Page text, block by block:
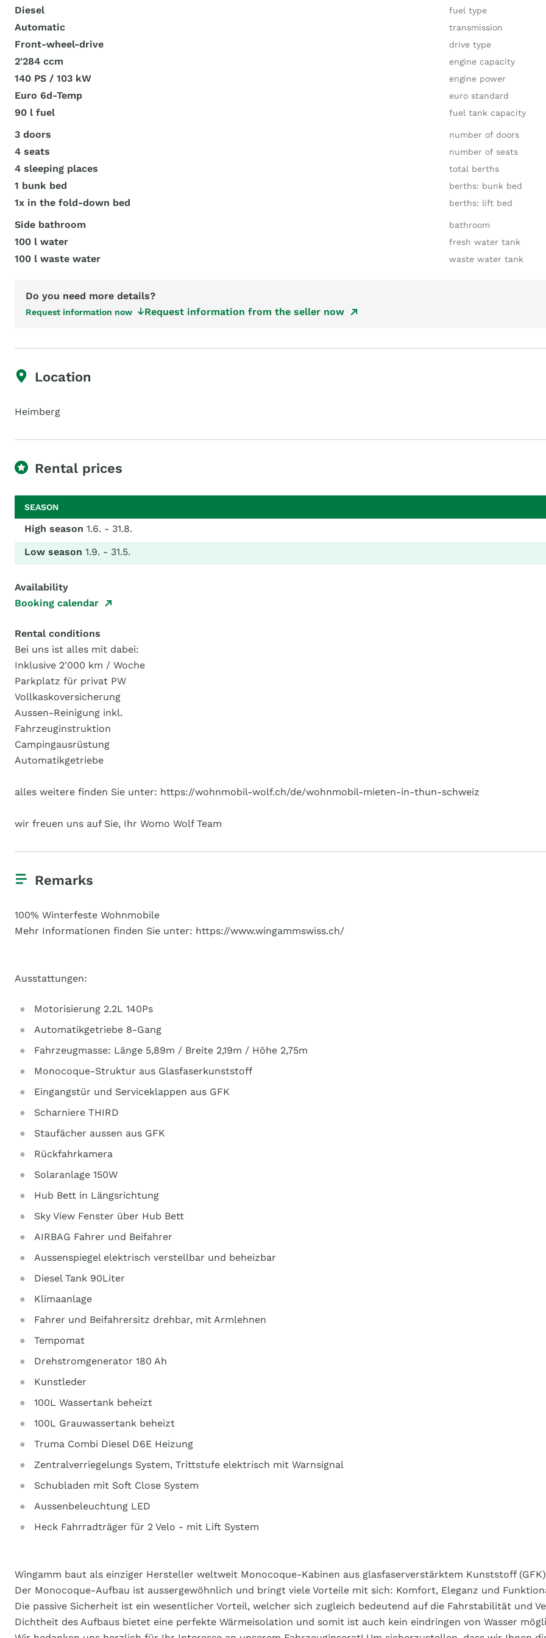
Diesel fuel type
Automatic transmission
Front-wheel-drive drive type
2'284 ccm engine capacity
140 PS / 103 kW engine power
Euro 6d-Temp euro standard
90 l fuel fuel tank capacity
3 doors number of doors
4 seats number of seats
4 sleeping places total berths
1 bunk bed berths: bunk bed
1x in the fold-down bed berths: lift bed
Side bathroom bathroom
100 l water fresh water tank
100 l waste water waste water tank
Do you need more details?
Request information now Request information from the seller now
Location
Heimberg
Rental prices
SEASON
High season 1.6. - 31.8.
Low season 1.9. - 31.5.
Availability
Booking calendar
Rental conditions
Bei uns ist alles mit dabei:
Inklusive 2'000 km / Woche
Parkplatz für privat PW
Vollkaskoversicherung
Aussen-Reinigung inkl.
Fahrzeuginstruktion
Campingausrüstung
Automatikgetriebe
alles weitere finden Sie unter: https://wohnmobil-wolf.ch/de/wohnmobil-mieten-in-thun-schweiz
wir freuen uns auf Sie, Ihr Womo Wolf Team
Remarks
100% Winterfeste Wohnmobile
Mehr Informationen finden Sie unter: https://www.wingammswiss.ch/
Ausstattungen:
Motorisierung 2.2L 140Ps
Automatikgetriebe 8-Gang
Fahrzeugmasse: Länge 5,89m / Breite 2,19m / Höhe 2,75m
Monocoque-Struktur aus Glasfaserkunststoff
Eingangstür und Serviceklappen aus GFK
Scharniere THIRD
Staufächer aussen aus GFK
Rückfahrkamera
Solaranlage 150W
Hub Bett in Längsrichtung
Sky View Fenster über Hub Bett
AIRBAG Fahrer und Beifahrer
Aussenspiegel elektrisch verstellbar und beheizbar
Diesel Tank 90Liter
Klimaanlage
Fahrer und Beifahrersitz drehbar, mit Armlehnen
Tempomat
Drehstromgenerator 180 Ah
Kunstleder
100L Wassertank beheizt
100L Grauwassertank beheizt
Truma Combi Diesel D6E Heizung
Zentralverriegelungs System, Trittstufe elektrisch mit Warnsignal
Schubladen mit Soft Close System
Aussenbeleuchtung LED
Heck Fahrradträger für 2 Velo - mit Lift System
Wingamm baut als einziger Hersteller weltweit Monocoque-Kabinen aus glasfaserverstärktem Kunststoff
Der Monocoque-Aufbau ist aussergewöhnlich und bringt viele Vorteile mit sich: Komfort, Eleganz und
Die passive Sicherheit ist ein wesentlicher Vorteil, welcher sich zugleich bedeutend auf die Fahrstabilität und
Dichtheit des Aufbaus bietet eine perfekte Wärmeisolation und somit ist auch kein eindringen von Wasser